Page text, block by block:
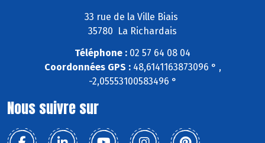
33 rue de la Ville Biais
35780 La Richardais
Téléphone : 02 57 64 08 04
Coordonnées GPS :48,6141163873096 ° ,
-2,05553100583496 °
Nous suivre sur